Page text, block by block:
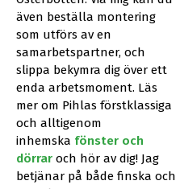
även beställa montering
som utförs av en
samarbetspartner, och
slippa bekymra dig över ett
enda arbetsmoment. Läs
mer om Pihlas förstklassiga
och alltigenom
inhemska fönster och
dörrar och hör av dig! Jag
betjänar på både finska och